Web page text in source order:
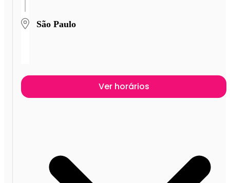
São Paulo
Ver horários